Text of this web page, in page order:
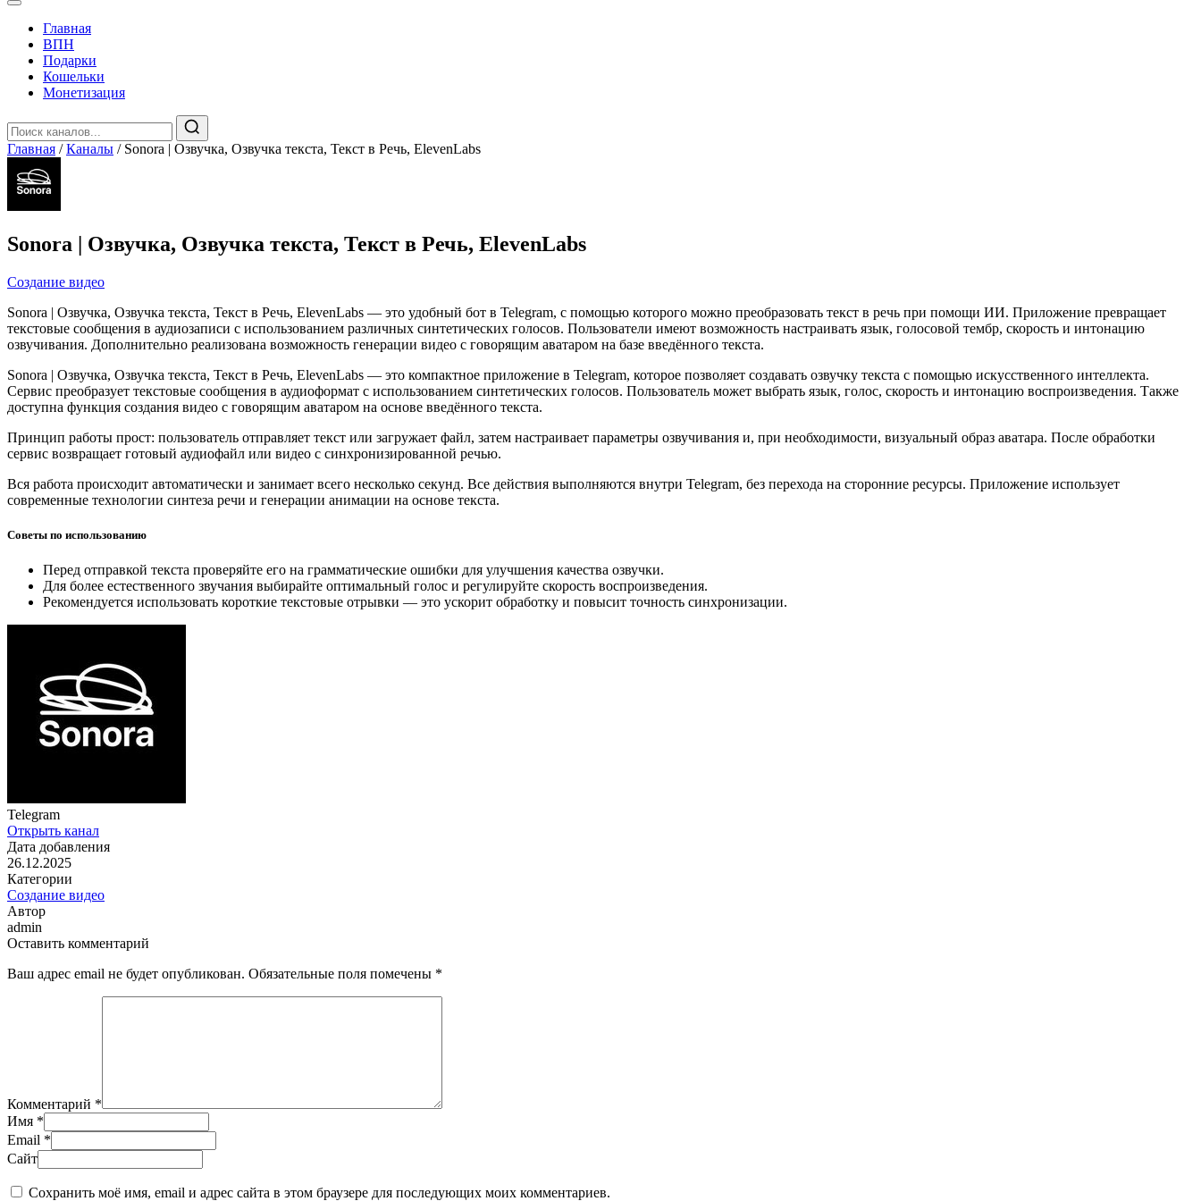
Главная
️ВПН
Подарки
Кошельки
Монетизация
Главная / Каналы / Sonora | Озвучка, Озвучка текста, Текст в Речь, ElevenLabs
Sonora | Озвучка, Озвучка текста, Текст в Речь, ElevenLabs
Создание видео
Sonora | Озвучка, Озвучка текста, Текст в Речь, ElevenLabs — это удобный бот в Telegram, с помощью которого можно преобразовать текст в речь при помощи ИИ. Приложение превращает
текстовые сообщения в аудиозаписи с использованием различных синтетических голосов. Пользователи имеют возможность настраивать язык, голосовой тембр, скорость и интонацию
озвучивания. Дополнительно реализована возможность генерации видео с говорящим аватаром на базе введённого текста.
Sonora | Озвучка, Озвучка текста, Текст в Речь, ElevenLabs — это компактное приложение в Telegram, которое позволяет создавать озвучку текста с помощью искусственного интеллекта.
Сервис преобразует текстовые сообщения в аудиоформат с использованием синтетических голосов. Пользователь может выбрать язык, голос, скорость и интонацию воспроизведения. Также
доступна функция создания видео с говорящим аватаром на основе введённого текста.
Принцип работы прост: пользователь отправляет текст или загружает файл, затем настраивает параметры озвучивания и, при необходимости, визуальный образ аватара. После обработки
сервис возвращает готовый аудиофайл или видео с синхронизированной речью.
Вся работа происходит автоматически и занимает всего несколько секунд. Все действия выполняются внутри Telegram, без перехода на сторонние ресурсы. Приложение использует
современные технологии синтеза речи и генерации анимации на основе текста.
Советы по использованию
Перед отправкой текста проверяйте его на грамматические ошибки для улучшения качества озвучки.
Для более естественного звучания выбирайте оптимальный голос и регулируйте скорость воспроизведения.
Рекомендуется использовать короткие текстовые отрывки — это ускорит обработку и повысит точность синхронизации.
Telegram
Открыть канал
Дата добавления
26.12.2025
Категории
Создание видео
Автор
admin
Оставить комментарий
Ваш адрес email не будет опубликован. Обязательные поля помечены *
Комментарий *
Имя *
Email *
Сайт
Сохранить моё имя, email и адрес сайта в этом браузере для последующих моих комментариев.